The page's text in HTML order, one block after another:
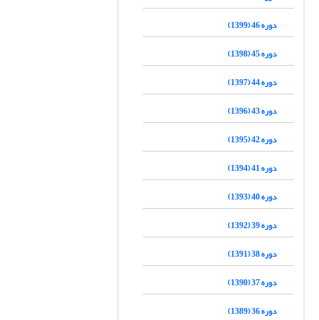
دوره 46 (1399)
دوره 45 (1398)
دوره 44 (1397)
دوره 43 (1396)
دوره 42 (1395)
دوره 41 (1394)
دوره 40 (1393)
دوره 39 (1392)
دوره 38 (1391)
دوره 37 (1390)
دوره 36 (1389)